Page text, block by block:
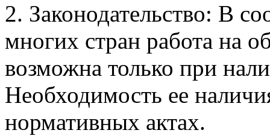
2. Законодательство: В
многих стран работа на
возможна только при
Необходимость ее
нормативных актах.